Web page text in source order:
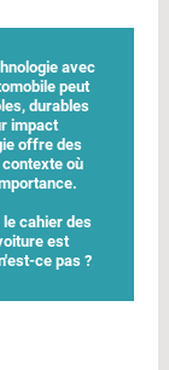
avec
peut
durables
impact
offre des
où
le cahier des
est
ce pas ?